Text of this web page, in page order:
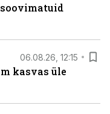
06.08.26, 12:15
kasvas üle